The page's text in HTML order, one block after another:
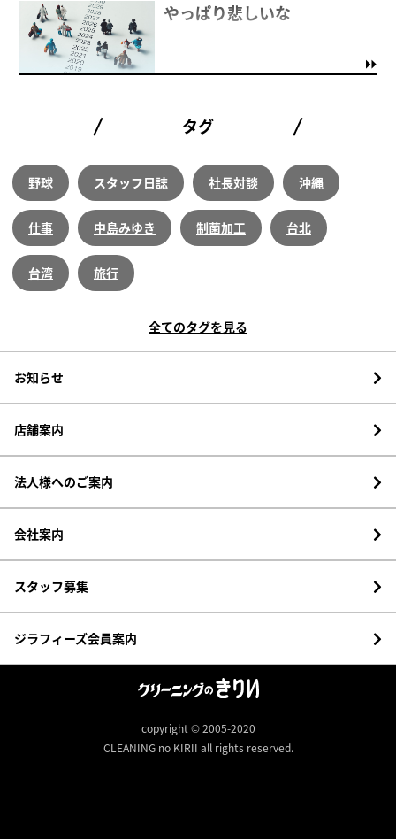
やっぱり悲しいな
タグ
野球 スタッフ日誌 社長対談 沖縄
仕事 中島みゆき 制菌加工 台北
台湾 旅行
全てのタグを見る
お知らせ
店舗案内
法人様へのご案内
会社案内
スタッフ募集
ジラフィーズ会員案内
copyright © 2005-2020
CLEANING no KIRII all rights reserved.